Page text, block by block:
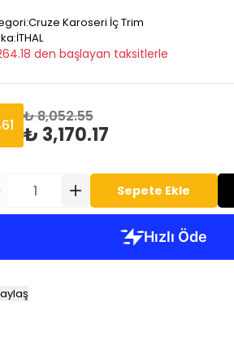
:Cruze Karoseri İç Trim
:İTHAL
den başlayan taksitlerle
61 ₺ 8,052.55
₺ 3,170.17
Sepete Ekle